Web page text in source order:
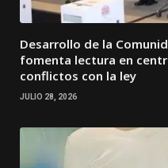
Desarrollo de la
fomenta lectura en
conflictos con la ley
JULIO 28, 2026